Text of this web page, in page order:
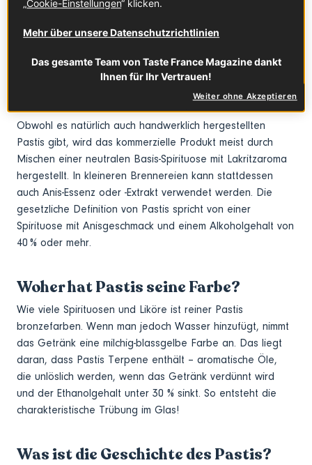
worden war. Obwohl die Spirituose heute in
häufigsten in Marseille, im Var und in anderen Gebieten
Südfrankreichs wie der Provence genossen.
Wie wird Pastis hergestellt?
Obwohl es natürlich auch handwerklich hergestellten
Pastis gibt, wird das kommerzielle Produkt meist durch
Mischen einer neutralen Basis-Spirituose mit Lakritzaroma
hergestellt. In kleineren Brennereien kann stattdessen
auch Anis-Essenz oder -Extrakt verwendet werden. Die
gesetzliche Definition von Pastis spricht von einer
Spirituose mit Anisgeschmack und einem Alkoholgehalt von
40 % oder mehr.
Woher hat Pastis seine Farbe?
Wie viele Spirituosen und Liköre ist reiner Pastis
bronzefarben. Wenn man jedoch Wasser hinzufügt, nimmt
das Getränk eine milchig-blassgelbe Farbe an. Das liegt
daran, dass Pastis Terpene enthält – aromatische Öle,
die unlöslich werden, wenn das Getränk verdünnt wird
und der Ethanolgehalt unter 30 % sinkt. So entsteht die
charakteristische Trübung im Glas!
Was ist die Geschichte des Pastis?
„Cookie-Einstellungen“ klicken.
Mehr über unsere Datenschutzrichtlinien
Das gesamte Team von Taste France Magazine dankt
Ihnen für Ihr Vertrauen!
Weiter ohne Akzeptieren